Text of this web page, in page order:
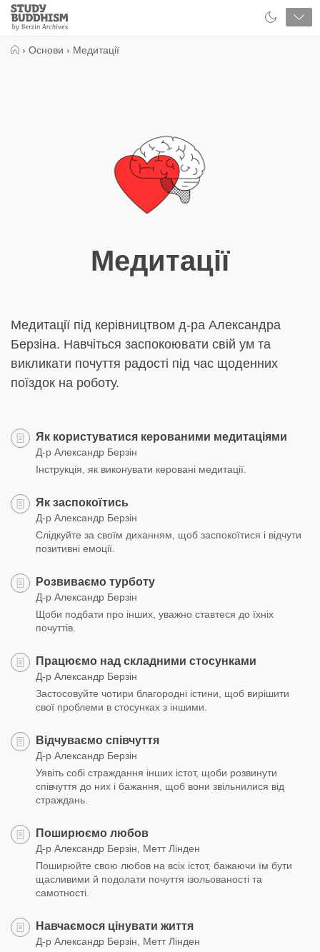
Close
Study
Buddhism
› Основи › Медитації
Медитації
Медитації під керівництвом д-ра Александра
Берзіна. Навчіться заспокоювати свій ум та
викликати почуття радості під час щоденних
поїздок на роботу.
Як користуватися керованими медитаціями
Д-р Александр Берзін
Інструкція, як виконувати керовані медитації.
Як заспокоїтись
Д-р Александр Берзін
Слідкуйте за своїм диханням, щоб заспокоїтися і відчути
позитивні емоції.
Розвиваємо турботу
Д-р Александр Берзін
Щоби подбати про інших, уважно ставтеся до їхніх
почуттів.
Працюємо над складними стосунками
Д-р Александр Берзін
Застосовуйте чотири благородні істини, щоб вирішити
свої проблеми в стосунках з іншими.
Відчуваємо співчуття
Д-р Александр Берзін
Уявіть собі страждання інших істот, щоби розвинути
співчуття до них і бажання, щоб вони звільнилися від
страждань.
Поширюємо любов
Д-р Александр Берзін, Метт Лінден
Поширюйте свою любов на всіх істот, бажаючи їм бути
щасливими й подолати почуття ізольованості та
самотності.
Навчаємося цінувати життя
Д-р Александр Берзін, Метт Лінден